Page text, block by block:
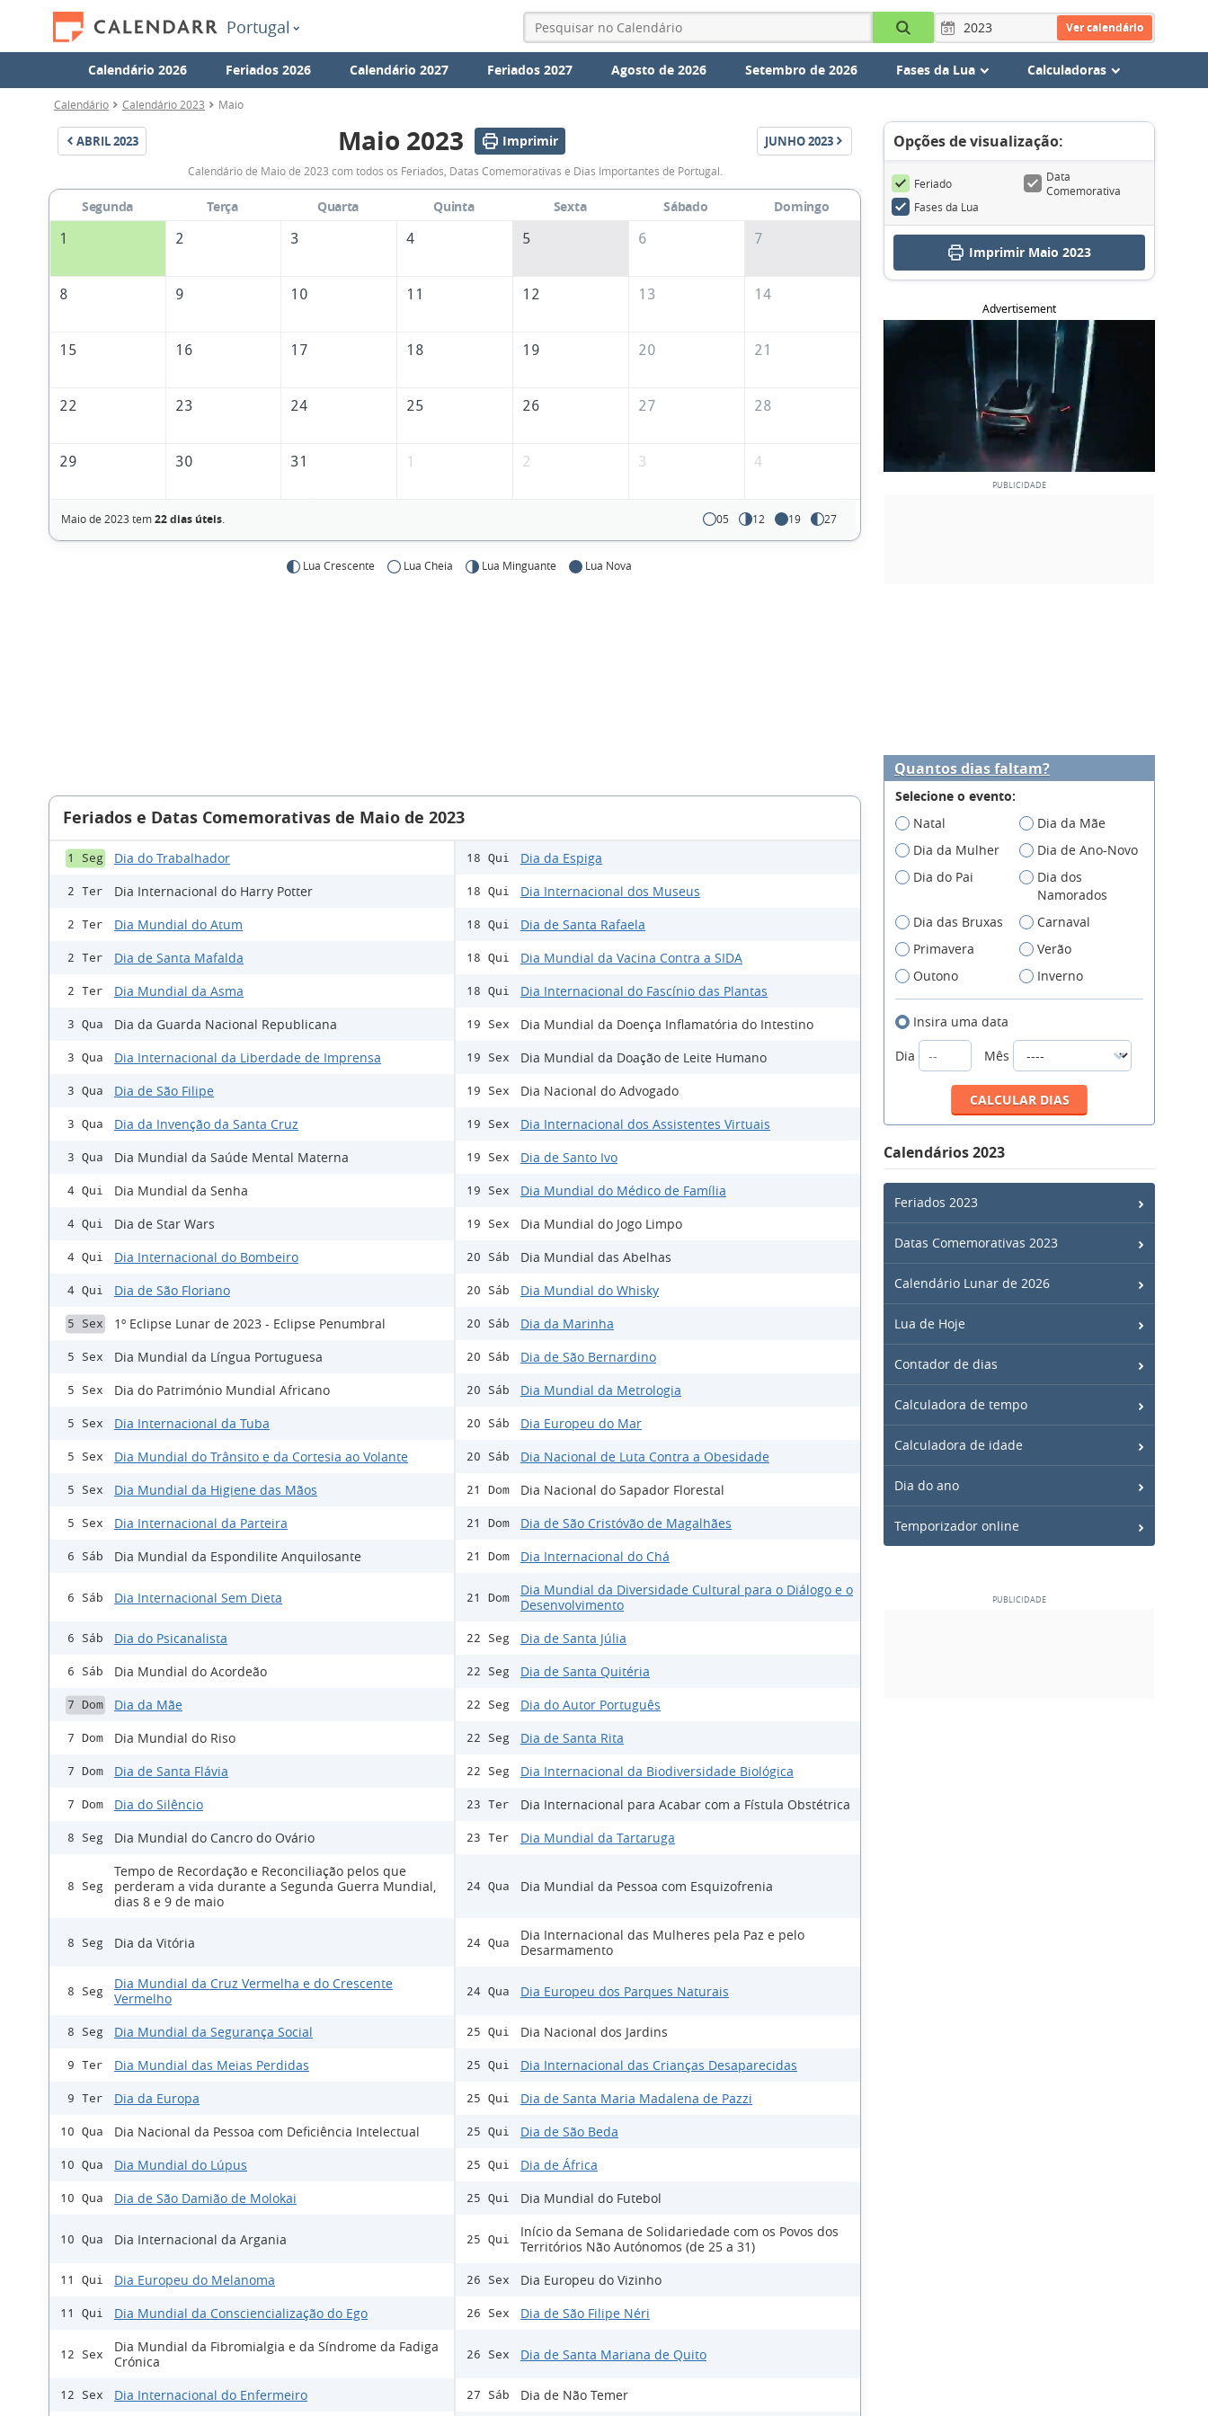
Portugal Ver calendário
Calendário 2026 Feriados 2026 Calendário 2027 Feriados 2027 Agosto de 2026 Setembro de 2026 Fases da Lua Calculadoras
Calendário Calendário 2023 Maio
ABRIL2023
Calendário
de
Maio
Maio 2023 Imprimir JUNHO2023
Calendário de Maio de 2023 com todos os Feriados, Datas Comemorativas e Dias Importantes de Portugal.
Segunda Terça Quarta Quinta Sexta Sábado
Domingo
1
2 3 4 5 6 7
8 9 10 11 12 13 14
15 16 17 18 19 20 21
22 23 24 25 26 27 28
29 30 31 1 2 3 4
Maio de 2023 tem22 dias úteis. 05 12 19 27
Lua Crescente Lua Cheia Lua Minguante Lua Nova
Opções de visualização:
Feriado
Data
Comemorativa
Fases da Lua
Imprimir Maio 2023
Advertisement
Feriados e Datas Comemorativas de Maio de 2023
1 Seg Dia do Trabalhador
2 Ter Dia Internacional do Harry Potter
2 Ter Dia Mundial do Atum
2 Ter Dia de Santa Mafalda
2 Ter Dia Mundial da Asma
3 Qua Dia da Guarda Nacional Republicana
3 Qua Dia Internacional da Liberdade de Imprensa
3 Qua Dia de São Filipe
3 Qua Dia da Invenção da Santa Cruz
3 Qua Dia Mundial da Saúde Mental Materna
4 Qui Dia Mundial da Senha
4 Qui Dia de Star Wars
4 Qui Dia Internacional do Bombeiro
4 Qui Dia de São Floriano
5 Sex 1º Eclipse Lunar de 2023 - Eclipse Penumbral
5 Sex Dia Mundial da Língua Portuguesa
5 Sex Dia do Património Mundial Africano
5 Sex Dia Internacional da Tuba
5 Sex Dia Mundial do Trânsito e da Cortesia ao Volante
5 Sex Dia Mundial da Higiene das Mãos
5 Sex Dia Internacional da Parteira
6 Sáb Dia Mundial da Espondilite Anquilosante
6 Sáb Dia Internacional Sem Dieta
6 Sáb Dia do Psicanalista
6 Sáb Dia Mundial do Acordeão
7 Dom Dia da Mãe
7 Dom Dia Mundial do Riso
7 Dom Dia de Santa Flávia
7 Dom Dia do Silêncio
8 Seg Dia Mundial do Cancro do Ovário
8 Seg
Tempo de Recordação e Reconciliação pelos que
perderam a vida durante a Segunda Guerra Mundial,
dias 8 e 9 de maio
8 Seg Dia da Vitória
8 Seg
Dia Mundial da Cruz Vermelha e do Crescente
Vermelho
8 Seg Dia Mundial da Segurança Social
9 Ter Dia Mundial das Meias Perdidas
9 Ter Dia da Europa
10 Qua Dia Nacional da Pessoa com Deficiência Intelectual
10 Qua Dia Mundial do Lúpus
10 Qua Dia de São Damião de Molokai
10 Qua Dia Internacional da Argania
11 Qui Dia Europeu do Melanoma
11 Qui Dia Mundial da Consciencialização do Ego
12 Sex
Dia Mundial da Fibromialgia e da Síndrome da Fadiga
Crónica
12 Sex Dia Internacional do Enfermeiro
18 Qui Dia da Espiga
18 Qui Dia Internacional dos Museus
18 Qui Dia de Santa Rafaela
18 Qui Dia Mundial da Vacina Contra a SIDA
18 Qui Dia Internacional do Fascínio das Plantas
19 Sex Dia Mundial da Doença Inflamatória do Intestino
19 Sex Dia Mundial da Doação de Leite Humano
19 Sex Dia Nacional do Advogado
19 Sex Dia Internacional dos Assistentes Virtuais
19 Sex Dia de Santo Ivo
19 Sex Dia Mundial do Médico de Família
19 Sex Dia Mundial do Jogo Limpo
20 Sáb Dia Mundial das Abelhas
20 Sáb Dia Mundial do Whisky
20 Sáb Dia da Marinha
20 Sáb Dia de São Bernardino
20 Sáb Dia Mundial da Metrologia
20 Sáb Dia Europeu do Mar
20 Sáb Dia Nacional de Luta Contra a Obesidade
21 Dom Dia Nacional do Sapador Florestal
21 Dom Dia de São Cristóvão de Magalhães
21 Dom Dia Internacional do Chá
21 Dom
Dia Mundial da Diversidade Cultural para o Diálogo e o
Desenvolvimento
22 Seg Dia de Santa Júlia
22 Seg Dia de Santa Quitéria
22 Seg Dia do Autor Português
22 Seg Dia de Santa Rita
22 Seg Dia Internacional da Biodiversidade Biológica
23 Ter Dia Internacional para Acabar com a Fístula Obstétrica
23 Ter Dia Mundial da Tartaruga
24 Qua Dia Mundial da Pessoa com Esquizofrenia
24 Qua
Dia Internacional das Mulheres pela Paz e pelo
Desarmamento
24 Qua Dia Europeu dos Parques Naturais
25 Qui Dia Nacional dos Jardins
25 Qui Dia Internacional das Crianças Desaparecidas
25 Qui Dia de Santa Maria Madalena de Pazzi
25 Qui Dia de São Beda
25 Qui Dia de África
25 Qui Dia Mundial do Futebol
25 Qui
Início da Semana de Solidariedade com os Povos dos
Territórios Não Autónomos (de 25 a 31)
26 Sex Dia Europeu do Vizinho
26 Sex Dia de São Filipe Néri
26 Sex Dia de Santa Mariana de Quito
27 Sáb Dia de Não Temer
Quantos dias faltam?
Selecione o evento:
Natal
Dia da Mãe
Dia da Mulher
Dia de Ano-Novo
Dia do Pai
Dia dos
Namorados
Dia das Bruxas
Carnaval
Primavera
Verão
Outono
Inverno
Insira uma data
Dia
Mês
Calendários 2023
Feriados 2023
Datas Comemorativas 2023
Calendário Lunar de 2026
Lua de Hoje
Contador de dias
Calculadora de tempo
Calculadora de idade
Dia do ano
Temporizador online